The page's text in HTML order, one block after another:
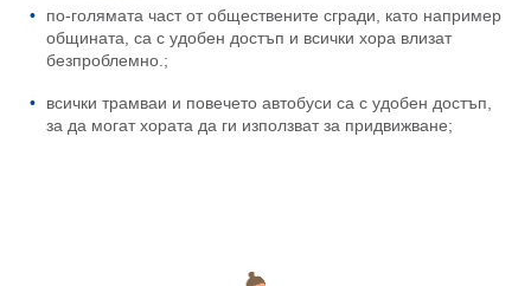
по-голямата част от обществените сгради, като например
общината, са с удобен достъп и всички хора влизат
безпроблемно.;
всички трамваи и повечето автобуси са с удобен достъп,
за да могат хората да ги използват за придвижване;